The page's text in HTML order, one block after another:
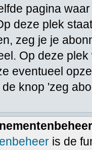
pagina
deze plek
zeg je je
Op deze
eventueel
knop 'zeg
is de